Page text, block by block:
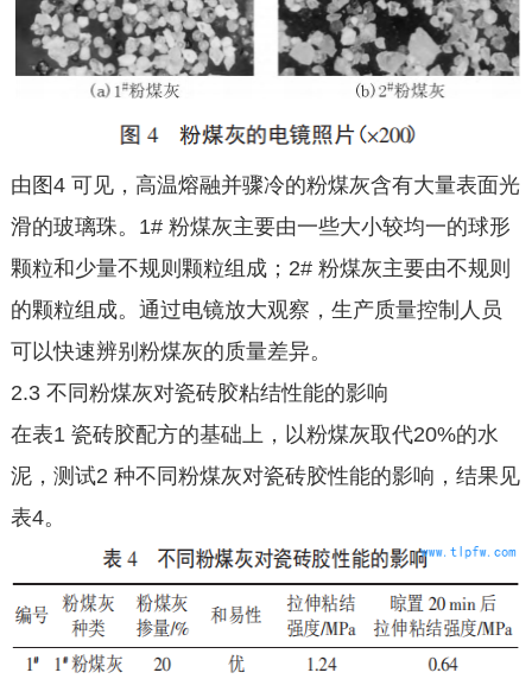
由图4 可见，高温熔融并骤冷的粉煤灰含有大量表面光
滑的玻璃珠。1# 粉煤灰主要由一些大小较均一的球形
颗粒和少量不规则颗粒组成；2# 粉煤灰主要由不规则
的颗粒组成。通过电镜放大观察，生产质量控制人员
可以快速辨别粉煤灰的质量差异。
2.3 不同粉煤灰对瓷砖胶粘结性能的影响
在表1 瓷砖胶配方的基础上，以粉煤灰取代20%的水
泥，测试2 种不同粉煤灰对瓷砖胶性能的影响，结果见
表4。